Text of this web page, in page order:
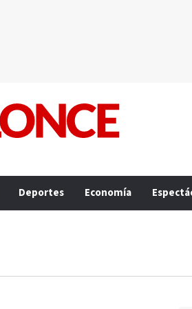
Deportes Economía